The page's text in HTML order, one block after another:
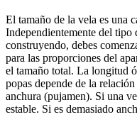
El tamaño de la vela es una
Independientemente del tipo
construyendo, debes
para las proporciones del
el tamaño total. La longitud
popas depende de la
anchura (pujamen). Si una
estable. Si es demasiado